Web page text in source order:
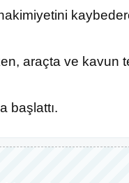
araçta ve kavun
başlattı.